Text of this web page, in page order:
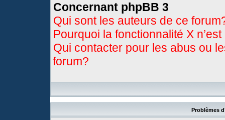
Concernant phpBB 3
Qui sont les auteurs de ce
Pourquoi la fonctionnalité X
Qui contacter pour les abus ou
forum?
Problèmes